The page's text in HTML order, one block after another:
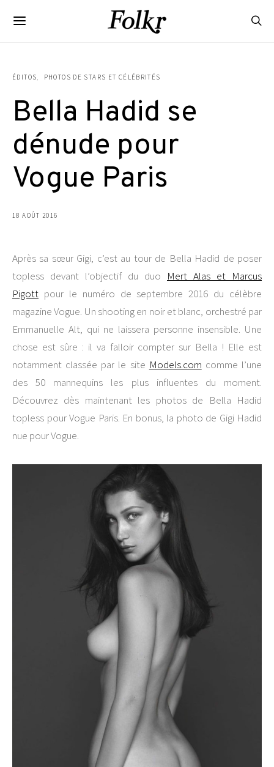
ÉDITOS PHOTOS DE STARS ET CÉLÉBRITÉS
Bella Hadid se
dénude pour
Vogue Paris
18 AOÛT 2016
Après sa sœur Gigi, c’est au tour de Bella Hadid de poser
topless devant l’objectif du duo Mert Alas et Marcus
Pigott pour le numéro de septembre 2016 du célèbre
magazine Vogue. Un shooting en noir et blanc, orchestré par
Emmanuelle Alt, qui ne laissera personne insensible. Une
chose est sûre : il va falloir compter sur Bella ! Elle est
notamment classée par le site Models.com comme l’une
des 50 mannequins les plus influentes du moment.
Découvrez dès maintenant les photos de Bella Hadid
topless pour Vogue Paris. En bonus, la photo de Gigi Hadid
nue pour Vogue.